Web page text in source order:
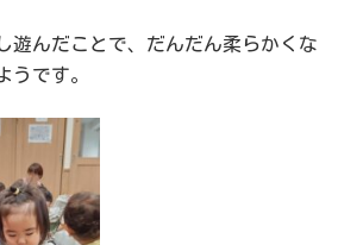
遊んだことで、だんだん柔らかくな
うです。